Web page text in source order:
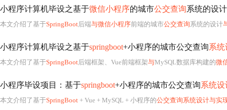
小程序计算机毕设之基于微信小程序的城市公交查询系统的设计
本文介绍了基于SpringBoot后端与微信小程序前端的城市公交查询系统的设计
小程序计算机毕设之基于springboot+小程序的城市公交查询系统
本文介绍了基于SpringBoot后端框架、Vue前端框架与MySQL数据库构建的微
小程序毕设项目：基于springboot+小程序的城市公交查询系统
本文介绍了基于SpringBoot + Vue + MySQL + 小程序的公交查询系统设计与实